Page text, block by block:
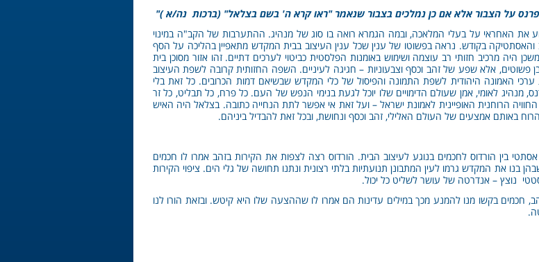
פרנס על הצבור אלא אם כן נמלכים בצבור שנאמר "ראו קרא ה' בשם בצלאל" (ברכות נה/א )
את האחראי על בעלי המלאכה, ובמה הגמרא רואה בו סוג של מנהיג. ההתערבות של הקב"ה במינוי
בקודש. נראה בפשוטו של ענין שכל ענין העיצוב בבית המקדש מתאפיין בהליכה על הסף
היה מרכיב חזותי רב עוצמה ושימוש באומנות הפלסטית כביטוי לערכים דתיים. זהו אזור מסוכן בית
פשוטים, אלא שפע של זהב וכסף וצבעוניות – חגיגה לעיניים. השפה החזותית קרובה לשפת העיצוב
האמונה היהודית לשפת התמונה והפיסול של כלי המקדש שבשיאם דמות הכרובים. כל זאת בלי
מנהיג לאומי, אמן שעולם הדימויים שלו יוכל לגעת בנימי הנפש של העם. כל פרח, כל תבליט, כל זר
החוויה הרוחנית האופיינית לאמונת ישראל – ועל זאת אי אפשר לתת הנחייה כתובה. בצלאל היה האיש
באותם אמצעים של העולם האלילי, זהב וכסף ונחושת, ובכל זאת להבדיל ביניהם.
בין הורדוס לחכמים בנוגע לעיצוב הבית. הורדוס רצה לצפות את הקירות בזהב אמרו לו חכמים
בנו את המקדש גרמו לעין המתבונן תנועתיות בלתי רצונית ונתנו תחושה של גלי הים. ציפוי הקירות
נוצץ – אנדרטה של עושר לשליט כל יכול.
חכמים בקשו מנו להמנע מכך במילים עדינות הם אמרו לו שההצעה שלו היא קיטש. ובזאת הורו לנו